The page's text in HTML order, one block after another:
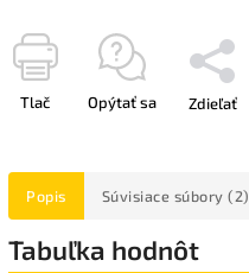
Tlač Opýtať sa Zdieľať
Popis Súvisiace súbory (2)
Tabuľka hodnôt